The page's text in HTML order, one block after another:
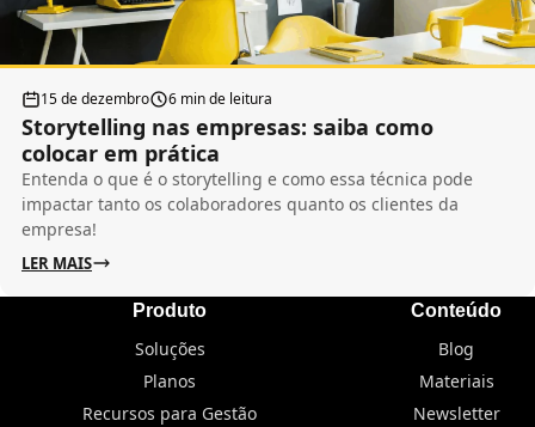
15 de dezembro 6 min de leitura
Storytelling nas empresas: saiba como
colocar em prática
Entenda o que é o storytelling e como essa técnica pode
impactar tanto os colaboradores quanto os clientes da
empresa!
LER MAIS
Produto
Soluções
Planos
Recursos para Gestão
Conteúdo
Blog
Materiais
Newsletter